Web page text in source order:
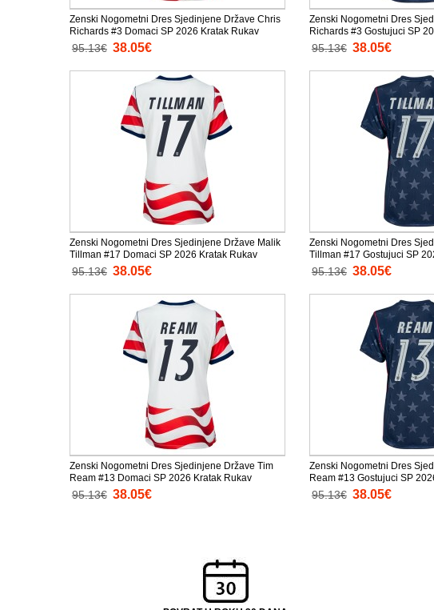
Zenski Nogometni Dres Sjedinjene Države Chris
Richards #3 Domaci SP 2026 Kratak Rukav
95.13€ 38.05€
Zenski Nogometni Dres
Richards #3 Gostujuci SP
95.13€ 38.05€
Zenski Nogometni Dres Sjedinjene Države Malik
Tillman #17 Domaci SP 2026 Kratak Rukav
95.13€ 38.05€
Zenski Nogometni Dres
Tillman #17 Gostujuci SP
95.13€ 38.05€
Zenski Nogometni Dres Sjedinjene Države Tim
Ream #13 Domaci SP 2026 Kratak Rukav
95.13€ 38.05€
Zenski Nogometni Dres
Ream #13 Gostujuci SP
95.13€ 38.05€